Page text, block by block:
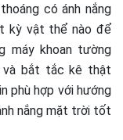
có ánh nắng
kỳ vật thể nào để
máy khoan tường
và bắt tắc kê thật
phù hợp với hướng
nắng mặt trời tốt